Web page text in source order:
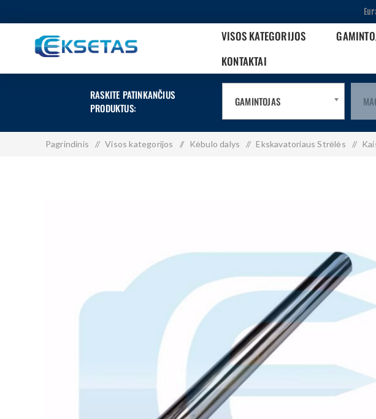
VISOS KATEGORIJOS
KONTAKTAI
RASKITE PATINKANČIUS
PRODUKTUS:
GAMINTOJAS
Pagrindinis / Visos kategorijos / Kėbulo dalys / Ekskavatoriaus Strėlės /